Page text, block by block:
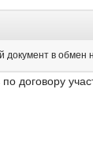
документ в обмен
договору